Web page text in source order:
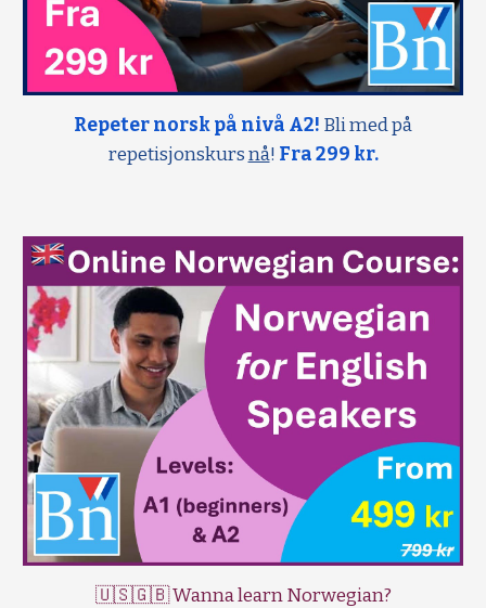
Repeter norsk på nivå A2! Bli med på
repetisjonskursnå! Fra 299 kr.
🇺🇸🇬🇧 Wanna learn Norwegian?